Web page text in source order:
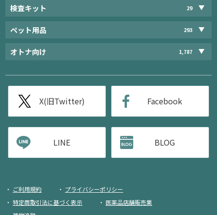
検査キット 29
ペット用品 293
オトナ向け 1,787
X(旧Twitter) Facebook
LINE BLOG
ご利用規約
プライバシーポリシー
特定商取引法に基づく表示
医薬品店舗販売業